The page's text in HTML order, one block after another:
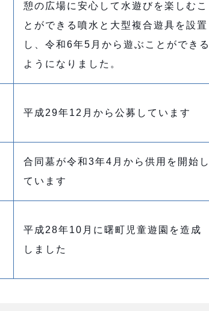
憩の広場に安心して水遊びを楽しむこ
とができる噴水と大型複合遊具を設置
し、令和6年5月から遊ぶことができる
ようになりました。
平成29年12月から公募しています
合同墓が令和3年4月から供用を開始し
ています
平成28年10月に曙町児童遊園を造成
しました